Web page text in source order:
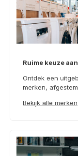
Ruime keuze
Ontdek een
merken,
Bekijk alle merken